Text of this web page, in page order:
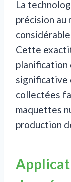
La
précision au
Cette
planification
significative
collectées
maquettes
production